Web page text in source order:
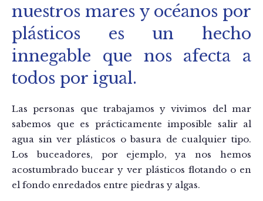
nuestros mares y océanos por
plásticos es un hecho
innegable que nos afecta a
todos por igual.
Las personas que trabajamos y vivimos del mar
sabemos que es prácticamente imposible salir al
agua sin ver plásticos o basura de cualquier tipo.
Los buceadores, por ejemplo, ya nos hemos
acostumbrado bucear y ver plásticos flotando o en
el fondo enredados entre piedras y algas.